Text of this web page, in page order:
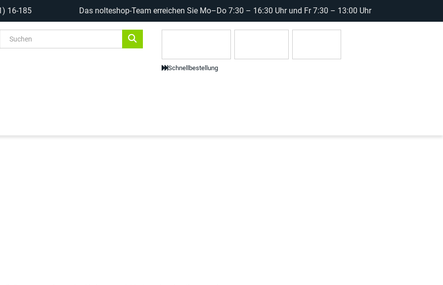
16-185 Das nolteshop-Team erreichen Sie Mo–Do 7:30 – 16:30 Uhr und Fr 7:30 – 13:00 Uhr
Schnellbestellung